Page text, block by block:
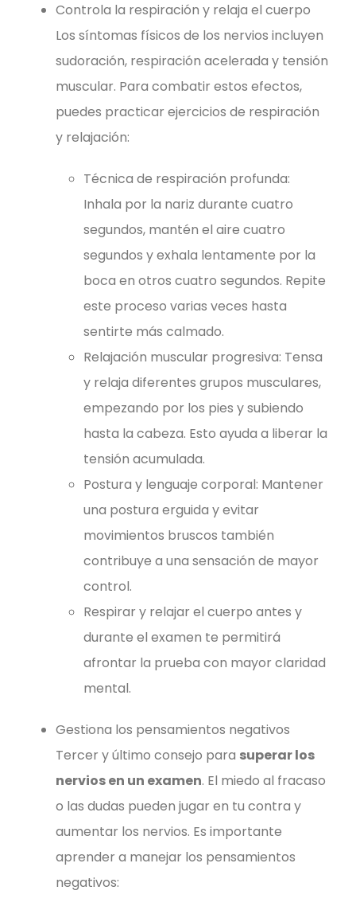
Controla la respiración y relaja el cuerpo
Los síntomas físicos de los nervios incluyen
sudoración, respiración acelerada y tensión
muscular. Para combatir estos efectos,
puedes practicar ejercicios de respiración
y relajación:
Técnica de respiración profunda:
Inhala por la nariz durante cuatro
segundos, mantén el aire cuatro
segundos y exhala lentamente por la
boca en otros cuatro segundos. Repite
este proceso varias veces hasta
sentirte más calmado.
Relajación muscular progresiva: Tensa
y relaja diferentes grupos musculares,
empezando por los pies y subiendo
hasta la cabeza. Esto ayuda a liberar la
tensión acumulada.
Postura y lenguaje corporal: Mantener
una postura erguida y evitar
movimientos bruscos también
contribuye a una sensación de mayor
control.
Respirar y relajar el cuerpo antes y
durante el examen te permitirá
afrontar la prueba con mayor claridad
mental.
Gestiona los pensamientos negativos
Tercer y último consejo para superar los
nervios en un examen. El miedo al fracaso
o las dudas pueden jugar en tu contra y
aumentar los nervios. Es importante
aprender a manejar los pensamientos
negativos: